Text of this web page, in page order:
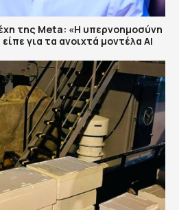
της Μeta: «Η υπερνοημοσύνη
για τα ανοιχτά μοντέλα ΑΙ